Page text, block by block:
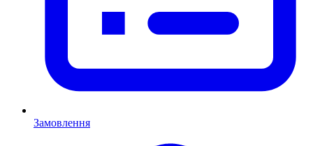
Замовлення